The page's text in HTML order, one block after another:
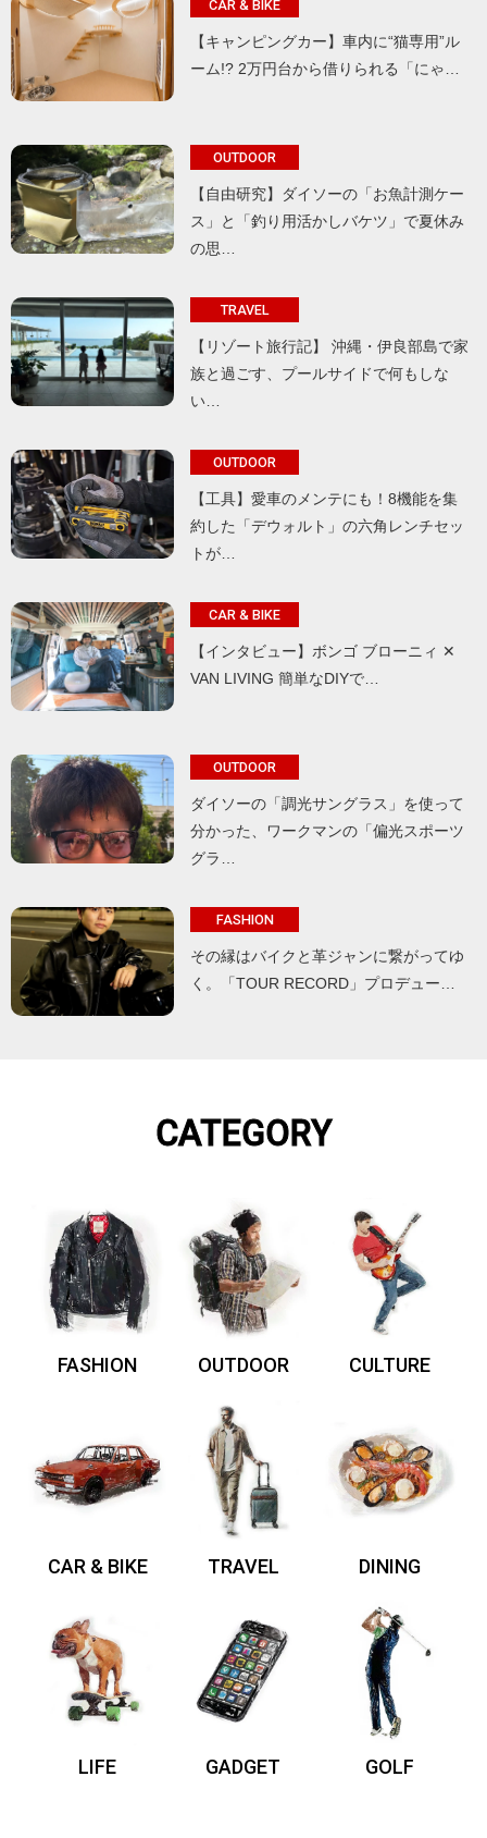
CAR & BIKE
【キャンピングカー】車内に“猫専用”ル
ーム!? 2万円台から借りられる「にゃ…
OUTDOOR
【自由研究】ダイソーの「お魚計測ケー
ス」と「釣り用活かしバケツ」で夏休み
の思…
TRAVEL
【リゾート旅行記】 沖縄・伊良部島で家
族と過ごす、プールサイドで何もしな
い…
OUTDOOR
【工具】愛車のメンテにも！8機能を集
約した「デウォルト」の六角レンチセッ
トが…
CAR & BIKE
【インタビュー】ボンゴ ブローニィ ✕
VAN LIVING 簡単なDIYで…
OUTDOOR
ダイソーの「調光サングラス」を使って
分かった、ワークマンの「偏光スポーツ
グラ…
FASHION
その縁はバイクと革ジャンに繋がってゆ
く。「TOUR RECORD」プロデュー…
CATEGORY
FASHION OUTDOOR CULTURE
CAR & BIKE TRAVEL DINING
LIFE GADGET GOLF